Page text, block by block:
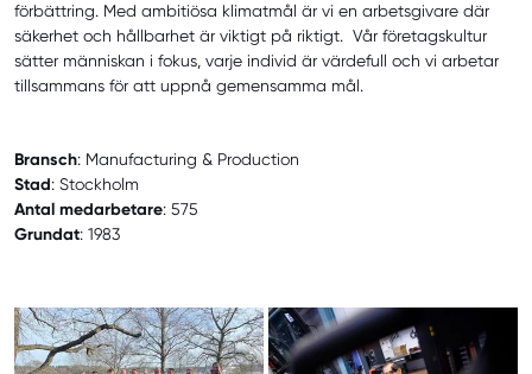
förbättring. Med ambitiösa klimatmål är vi en arbetsgivare där
säkerhet och hållbarhet är viktigt på riktigt. Vår företagskultur
sätter människan i fokus, varje individ är värdefull och vi arbetar
tillsammans för att uppnå gemensamma mål.
Bransch: Manufacturing & Production
Stad: Stockholm
Antal medarbetare: 575
Grundat: 1983